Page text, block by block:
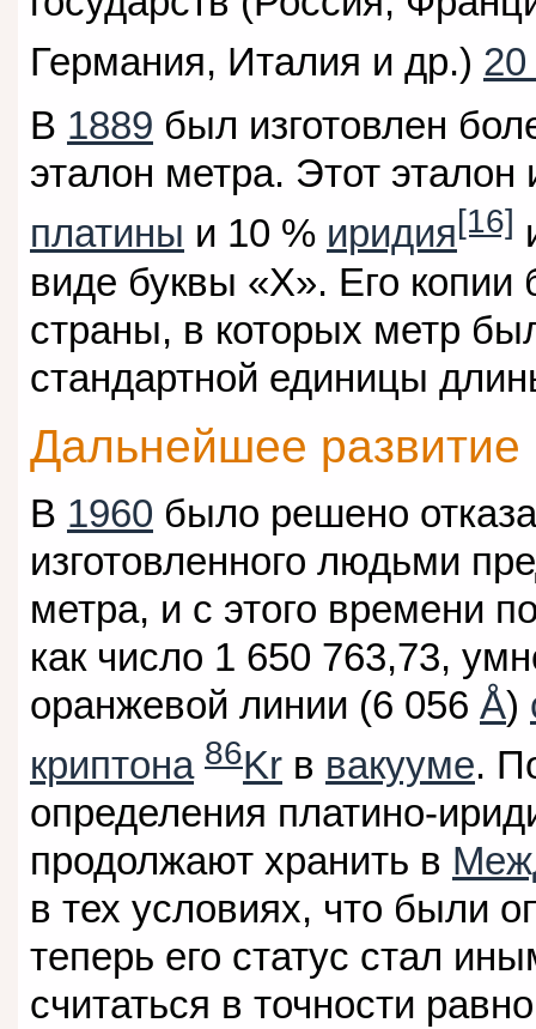
Германия, Италия и др.)
В 1889 был изготовлен
эталон метра. Этот эталон
платины и 10 % иридия[16]
виде буквы «X». Его
страны, в которых метр
стандартной единицы
Дальнейшее развитие
В 1960 было решено
изготовленного людьми
метра, и с этого времени
как число 1 650 763,73,
оранжевой линии (6 056 Å)
криптона 86Kr в вакууме.
определения платино-
продолжают хранить в
в тех условиях, что были
теперь его статус стал
считаться в точности